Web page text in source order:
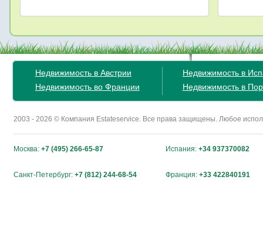
Недвижимость в Австрии
Недвижимость во Франции
Недвижимость в
Недвижимость в
2003 - 2026 © Компания Estateservice. Все права защищены. Любое
Москва: +7 (495) 266-65-87 Испания: +34 937370082
Санкт-Петербург: +7 (812) 244-68-54 Франция: +33 422840191